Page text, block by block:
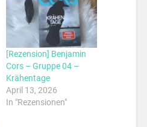
[Rezension] Benjamin
Cors – Gruppe 04 –
Krähentage
April 13, 2026
In "Rezensionen"